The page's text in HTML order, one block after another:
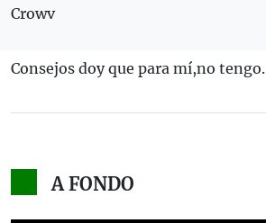
Crowv
Consejos doy que para mí,no tengo.
A FONDO